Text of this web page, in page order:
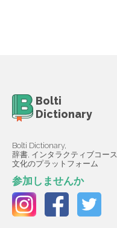
Bolti
Dictionary
Bolti Dictionary,
辞書, インタラクティブコース
文化のプラットフォーム
参加しませんか